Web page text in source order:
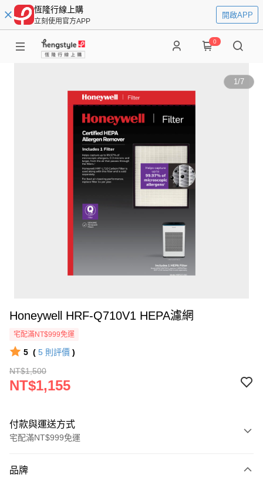
恆隆行線上購
立刻使用官方APP
開啟APP
0
1/7
Honeywell HRF-Q710V1 HEPA濾網
宅配滿NT$999免運
5 ( 5 則評價 )
NT$1,500
NT$1,155
付款與運送方式
宅配滿NT$999免運
信用卡一次付款
品牌